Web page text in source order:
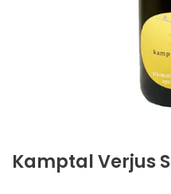
Kamptal Verjus